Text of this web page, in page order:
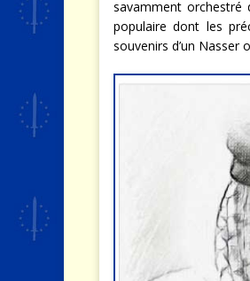
savamment orchestré
populaire dont les
souvenirs d’un Nasser